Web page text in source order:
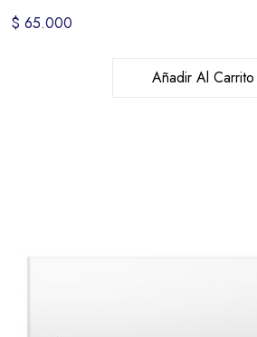
$ 65.000
Añadir Al Carrito